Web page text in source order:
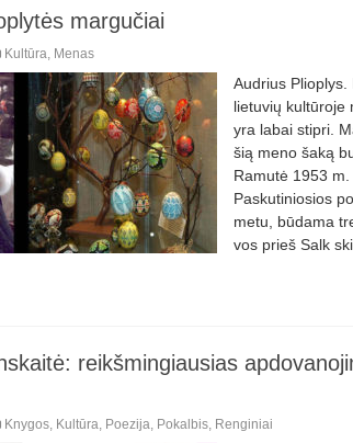
margučiai
Kultūra Menas
Audrius
lietuvių kultūroje
yra labai stipri.
šią meno šaką
Ramutė 1953 m.
Paskutiniosios
metu, būdama
vos prieš Salk
reikšmingiausias
Knygos, Kultūra Poezija Pokalbis, Renginiai